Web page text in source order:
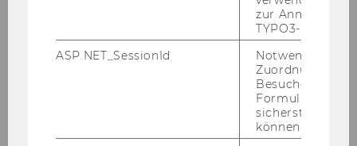
zur Anmeldung
TYPO3-Backend.
ASP.NET_SessionId
Notwendig, um
Zuordnung von
Besucher zu
sicherstellen zu
können.